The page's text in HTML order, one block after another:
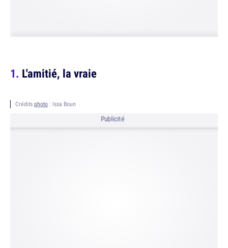
L'amitié, la vraie
Crédits photo : Issa Boun
Publicité